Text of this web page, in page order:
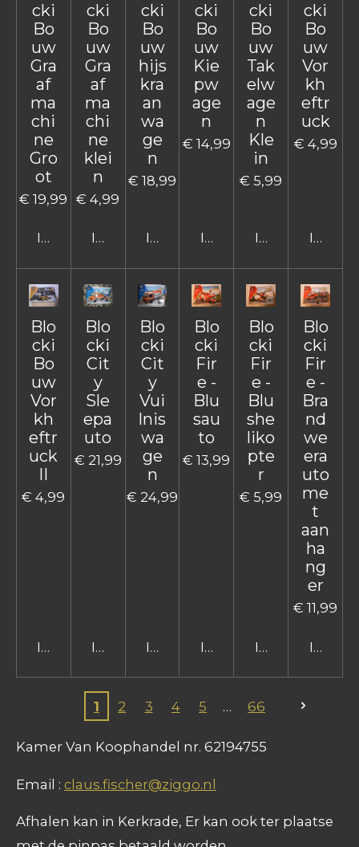
cki
Bo
uw
Gra
af
ma
chi
ne
Gro
ot
€ 19,99
In winkelwagen
cki
Bo
uw
Gra
af
ma
chi
ne
klei
n
€ 4,99
In winkelwagen
cki
Bo
uw
hijs
kra
an
wa
ge
n
€ 18,99
In winkelwagen
cki
Bo
uw
Kie
pw
age
n
€ 14,99
In winkelwagen
cki
Bo
uw
Tak
elw
age
n
Kle
in
€ 5,99
In
cki
Bo
uw
Vor
kh
eftr
uck
€ 4,99
In
Blo
cki
Bo
uw
Vor
kh
eftr
uck
€ 4,99
In winkelwagen
Blo
cki
Cit
y
Sle
epa
uto
€ 21,99
In winkelwagen
Blo
cki
Cit
y
Vui
lnis
wa
ge
n
€ 24,99
In winkelwagen
Blo
cki
Fir
e -
Blu
sau
to
€ 13,99
In winkelwagen
Blo
cki
Fir
e -
Blu
she
liko
pte
r
€ 5,99
In
Blo
cki
Fir
e -
Bra
nd
we
era
uto
me
t
aan
ha
ng
er
€ 11,99
In
1 2 3 4 5 66
Kamer Van Koophandel nr. 62194755
Email : claus.fischer@ziggo.nl
Afhalen kan in Kerkrade, Er kan ook ter plaatse